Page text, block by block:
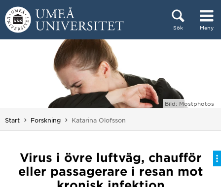
Hoppa direkt till innehållet
Sök Meny
Huvudmenyn dold.
Bild: Mostphotos
Start Forskning Du är här:
Katarina Olofsson
Virus i övre luftväg, chaufför
eller passagerare i resan mot